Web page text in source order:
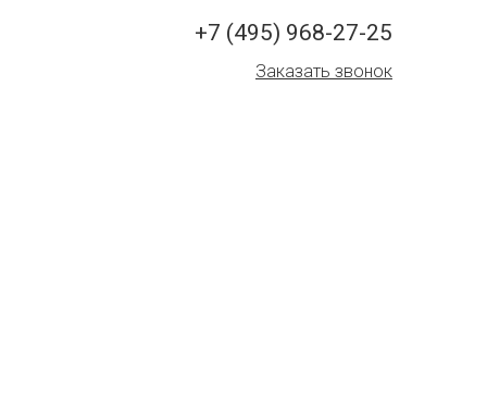
+7 (495) 968-27-25
Заказать звонок